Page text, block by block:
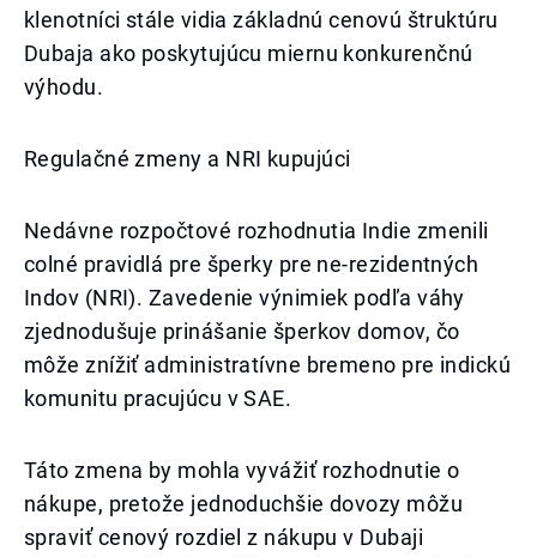
klenotníci stále vidia základnú cenovú štruktúru
Dubaja ako poskytujúcu miernu konkurenčnú
výhodu.
Regulačné zmeny a NRI kupujúci
Nedávne rozpočtové rozhodnutia Indie zmenili
colné pravidlá pre šperky pre ne-rezidentných
Indov (NRI). Zavedenie výnimiek podľa váhy
zjednodušuje prinášanie šperkov domov, čo
môže znížiť administratívne bremeno pre indickú
komunitu pracujúcu v SAE.
Táto zmena by mohla vyvážiť rozhodnutie o
nákupe, pretože jednoduchšie dovozy môžu
spraviť cenový rozdiel z nákupu v Dubaji